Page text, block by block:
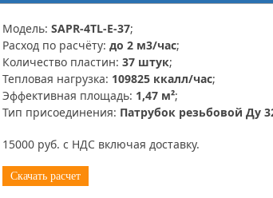
Модель: SAPR-4TL-E-37;
Расход по расчёту: до 2 м3/час;
Количество пластин: 37 штук;
Тепловая нагрузка: 109825 ккалл/час;
Эффективная площадь: 1,47 м²;
Тип присоединения: Патрубок резьбовой Ду
15000 руб. с НДС включая доставку.
Скачать расчет